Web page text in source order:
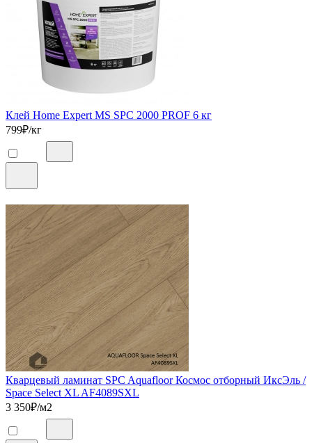
Клей Home Expert MS SPC 2000 PROF 6 кг
799₽/кг
Кварцевый ламинат SPC Aquafloor Космос отборный ИксЭль /
Space Select XL AF4089SXL
3 350₽/м2